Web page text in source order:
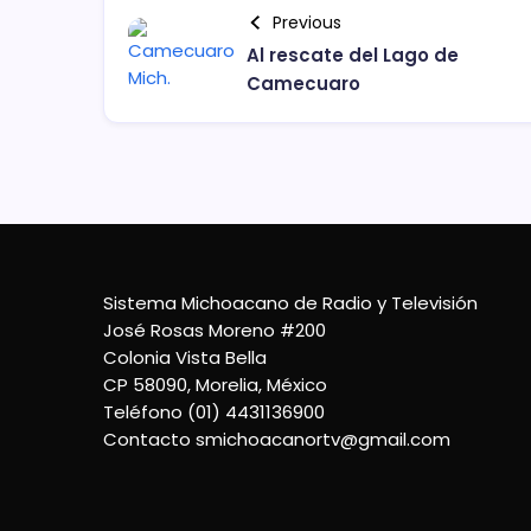
Previous
Al rescate del Lago de
Camecuaro
Sistema Michoacano de Radio y Televisión
José Rosas Moreno #200
Colonia Vista Bella
CP 58090, Morelia, México
Teléfono (01) 4431136900
Contacto smichoacanortv@gmail.com